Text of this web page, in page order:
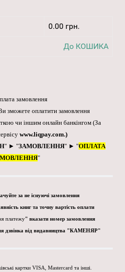
0.00 грн.
До КОШИКА
замовлення
зможете оплатити замовлення
чи іншим онлайн банкінгом (За
www.liqpay.com.)
" ► "ЗАМОВЛЕННЯ" ► "ОПЛАТА
"
за не існуючі замовлення
книг та точну вартість оплати
платежу" вказати номер замовлення
дзвінка від видавництва "КАМЕНЯР"
картки VISA, Mastercard та інші.